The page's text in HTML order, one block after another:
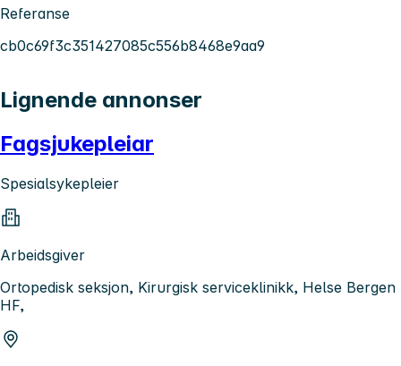
Referanse
cb0c69f3c351427085c556b8468e9aa9
Lignende annonser
Fagsjukepleiar
Spesialsykepleier
Arbeidsgiver
Ortopedisk seksjon, Kirurgisk serviceklinikk, Helse Bergen
HF,